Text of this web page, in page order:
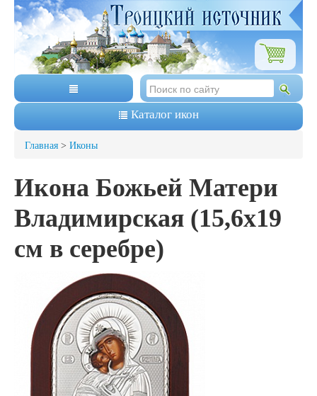
Каталог икон
Главная > Иконы
Икона Божьей Матери
Владимирская (15,6х19
см в серебре)